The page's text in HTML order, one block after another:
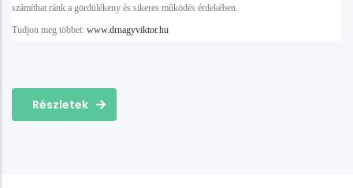
számíthat ránk a gördülékeny és sikeres működés érdekében.
Tudjon meg többet: www.drnagyviktor.hu
Részletek